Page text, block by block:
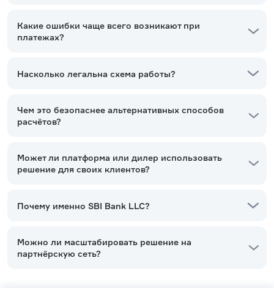
Какие ошибки чаще всего возникают при
платежах?
Насколько легальна схема работы?
Чем это безопаснее альтернативных способов
расчётов?
Может ли платформа или дилер использовать
решение для своих клиентов?
Почему именно SBI Bank LLC?
Можно ли масштабировать решение на
партнёрскую сеть?